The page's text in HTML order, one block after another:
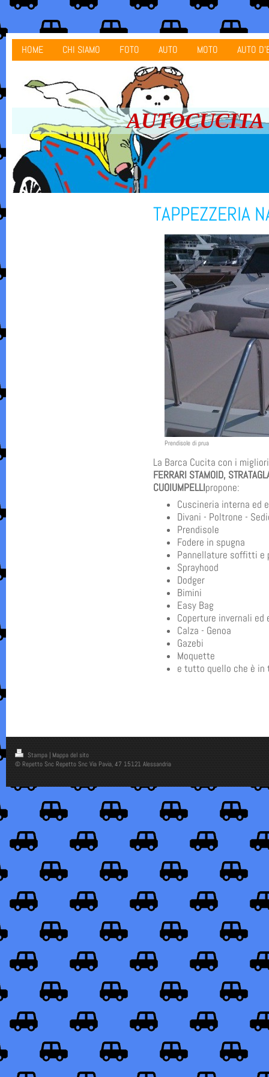
HOME CHI SIAMO FOTO AUTO MOTO AUTO
AUTOCUCITA
TAPPEZZERIA
Prendisole di prua
La Barca Cucita con i
FERRARI STAMOID,
CUOIUMPELLIpropone:
Cuscineria interna ed
Divani - Poltrone -
Prendisole
Fodere in spugna
Pannellature soffitti e
Sprayhood
Dodger
Bimini
Easy Bag
Coperture invernali ed
Calza - Genoa
Gazebi
Moquette
e tutto quello che è
Stampa
Mappa del sito
© Repetto Snc Repetto Snc Via Pavia, 47 15121 Alessandria